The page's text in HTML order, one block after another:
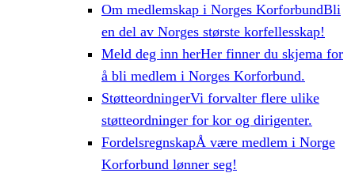
Om medlemskap i Norges KorforbundBli
en del av Norges største korfellesskap!
Meld deg inn herHer finner du skjema for
å bli medlem i Norges Korforbund.
StøtteordningerVi forvalter flere ulike
støtteordninger for kor og dirigenter.
FordelsregnskapÅ være medlem i Norge
Korforbund lønner seg!